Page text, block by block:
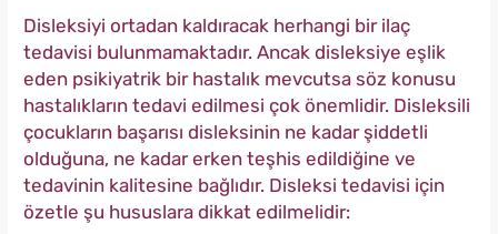
Disleksiyi ortadan kaldıracak herhangi bir ilaç
tedavisi bulunmamaktadır. Ancak disleksiye eşlik
eden psikiyatrik bir hastalık mevcutsa söz konusu
hastalıkların tedavi edilmesi çok önemlidir. Disleksili
çocukların başarısı disleksinin ne kadar şiddetli
olduğuna, ne kadar erken teşhis edildiğine ve
tedavinin kalitesine bağlıdır. Disleksi tedavisi için
özetle şu hususlara dikkat edilmelidir: